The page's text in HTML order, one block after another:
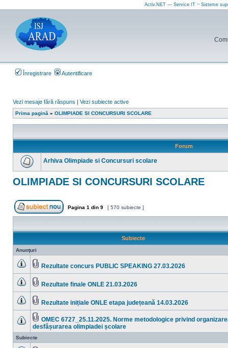
Activ.NET — Service IT ~ Sisteme
Înregistrare Autentificare
Vezi mesaje fără răspuns | Vezi subiecte active
Prima pagină » OLIMPIADE SI CONCURSURI SCOLARE
Forum
Nu
mesaje
Arhiva Olimpiade si Concursuri scolare
OLIMPIADE SI CONCURSURI SCOLARE
Scrie un subiect nou
Pagina 1 din 9 [ 570 subiecte ]
Subiecte
Anunţuri
sunt
mesaje
necitite
Rezultate concurs PUBLIC SPEAKING 27.03.2026
sunt
mesaje
necitite
Rezultate finale ONLE 21.03.2026
sunt
mesaje
necitite
Rezultate inițiale ONLE etapa județeană 14.03.2026
Nu
sunt
mesaje
necitite
Fişier(e)
ataşat(e)
OMEC 6727_25.11.2025. Norme metodologice privind
desfășurarea olimpiadei școlare
Subiecte